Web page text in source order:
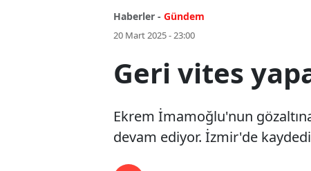
Haberler - Gündem
20 Mart 2025 - 23:00
Geri vites
Ekrem İmamoğlu'nun
devam ediyor. İzmir'de